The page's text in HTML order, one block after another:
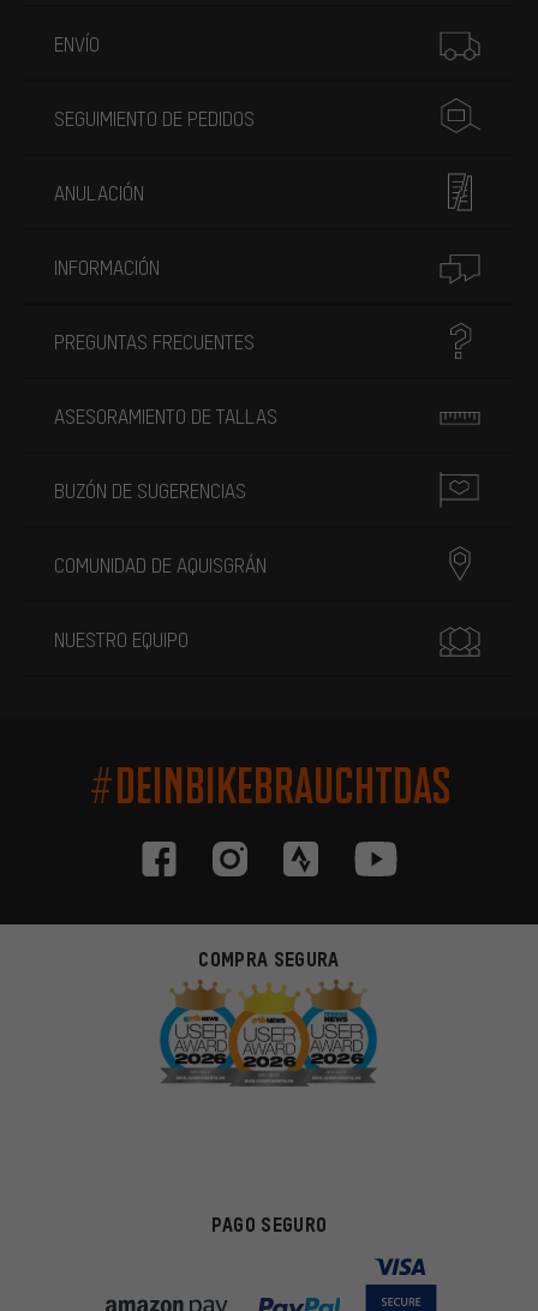
ENVÍO
SEGUIMIENTO DE PEDIDOS
ANULACIÓN
INFORMACIÓN
PREGUNTAS FRECUENTES
ASESORAMIENTO DE TALLAS
BUZÓN DE SUGERENCIAS
COMUNIDAD DE AQUISGRÁN
NUESTRO EQUIPO
#DEINBIKEBRAUCHTDAS
COMPRA SEGURA
PAGO SEGURO